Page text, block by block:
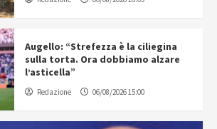
Augello: “Strefezza è la ciliegina
sulla torta. Ora dobbiamo alzare
l’asticella”
Redazione 06/08/2026 15:00